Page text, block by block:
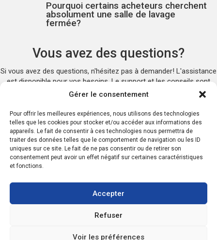
Gérer le consentement
Pour offrir les meilleures expériences, nous utilisons des technologies
telles que les cookies pour stocker et/ou accéder aux informations des
appareils. Le fait de consentir à ces technologies nous permettra de
traiter des données telles que le comportement de navigation ou les ID
uniques sur ce site. Le fait de ne pas consentir ou de retirer son
consentement peut avoir un effet négatif sur certaines caractéristiques
et fonctions.
Accepter
Refuser
Voir les préférences
Pourquoi certains acheteurs cherchent
absolument une salle de lavage
fermée?
Vous avez des questions?
Si vous avez des questions, n'hésitez pas à demander! L'assistance
est disponible pour vos besoins. Le support et les conseils sont
fournis pour vous aider. N'hésitez pas à remplir ce formulaire et une
Nom
Courriel ou téléphone